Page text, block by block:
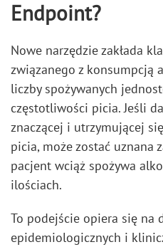
Endpoint?
Nowe narzędzie zakłada
związanego z konsumpcją
liczby spożywanych
częstotliwości picia. Jeśli
znaczącej i utrzymującej
picia, może zostać uznana
pacjent wciąż spożywa
ilościach.
To podejście opiera się na
epidemiologicznych i